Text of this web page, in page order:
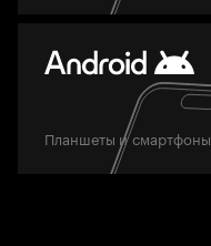
Планшеты и смартфоны